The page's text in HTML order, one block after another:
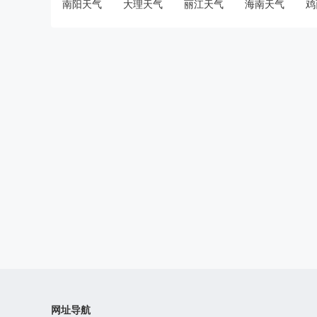
南阳天气 大理天气 丽江天气 海南天气
网址导航